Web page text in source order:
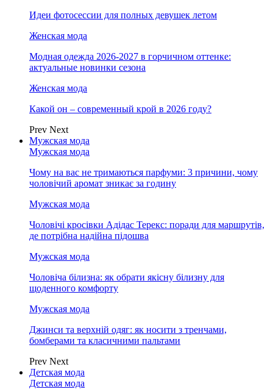
Идеи фотосессии для полных девушек летом
Женская мода
Модная одежда 2026-2027 в горчичном оттенке:
актуальные новинки сезона
Женская мода
Какой он – современный крой в 2026 году?
Prev Next
Мужская мода
Мужская мода
Чому на вас не тримаються парфуми: 3 причини, чому
чоловічий аромат зникає за годину
Мужская мода
Чоловічі кросівки Адідас Терекс: поради для маршрутів,
де потрібна надійна підошва
Мужская мода
Чоловіча білизна: як обрати якісну білизну для
щоденного комфорту
Мужская мода
Джинси та верхній одяг: як носити з тренчами,
бомберами та класичними пальтами
Prev Next
Детская мода
Детская мода